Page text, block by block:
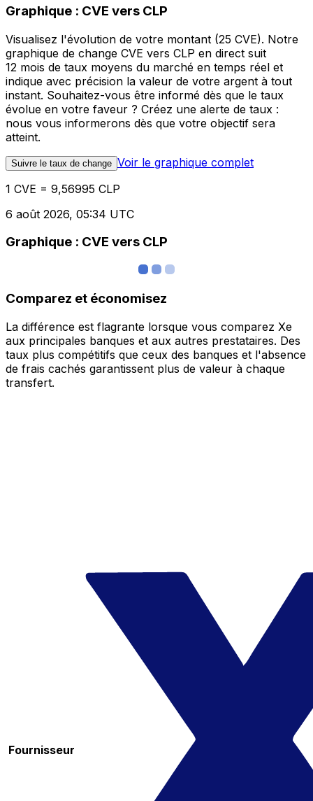
Graphique : CVE vers CLP
Visualisez l'évolution de votre montant (25 CVE). Notre
graphique de change CVE vers CLP en direct suit
12 mois de taux moyens du marché en temps réel et
indique avec précision la valeur de votre argent à tout
instant. Souhaitez-vous être informé dès que le taux
évolue en votre faveur ? Créez une alerte de taux :
nous vous informerons dès que votre objectif sera
atteint.
Suivre le taux de change Voir le graphique complet
1 CVE = 9,56995 CLP
6 août 2026, 05:34 UTC
Graphique : CVE vers CLP
Comparez et économisez
La différence est flagrante lorsque vous comparez Xe
aux principales banques et aux autres prestataires. Des
taux plus compétitifs que ceux des banques et l'absence
de frais cachés garantissent plus de valeur à chaque
transfert.
Fournisseur